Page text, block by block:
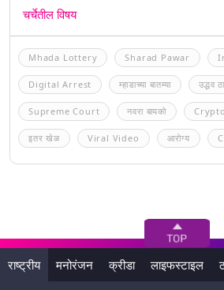
चर्चेतील विषय
Mhada Lottery Sharad Pawar
Digital Arrest म्हाडाच्या बातम्या उद्धव
Supreme Court नवरा बायको
इतर खेळ Viral Video आरोग्य
राष्ट्रीय मनोरंजन क्रीडा लाइफस्टाइल